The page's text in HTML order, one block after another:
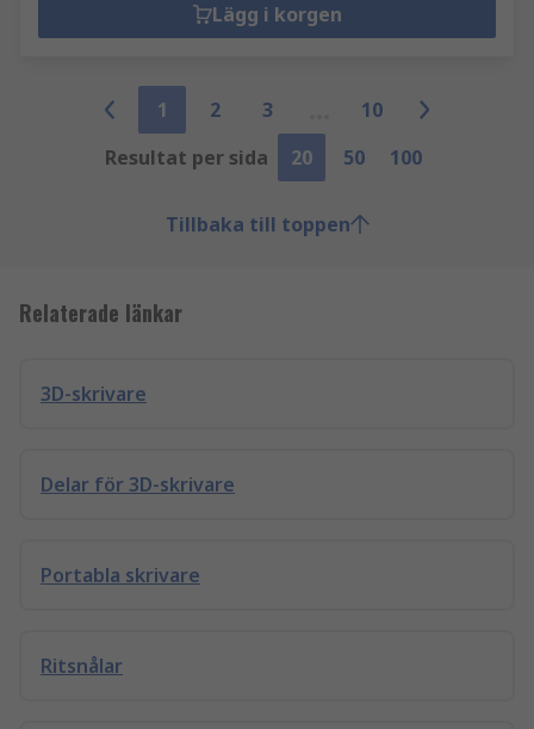
Lägg i korgen
1 2 3
10
Resultat per sida
20 50 100
Tillbaka till toppen
Relaterade länkar
3D-skrivare
Delar för 3D-skrivare
Portabla skrivare
Ritsnålar